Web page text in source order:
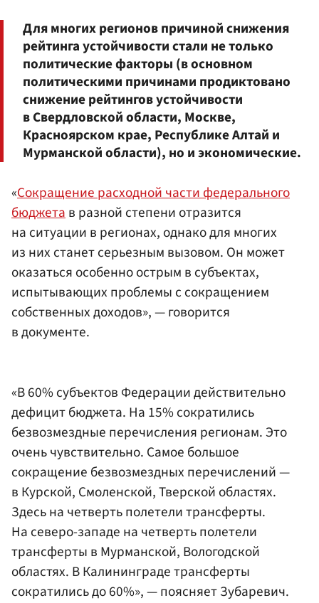
Для многих регионов причиной снижения
рейтинга устойчивости стали не только
политические факторы (в основном
политическими причинами продиктовано
снижение рейтингов устойчивости
в Свердловской области, Москве,
Красноярском крае, Республике Алтай и
Мурманской области), но и экономические.
«Сокращение расходной части федерального
бюджета в разной степени отразится
на ситуации в регионах, однако для многих
из них станет серьезным вызовом. Он может
оказаться особенно острым в субъектах,
испытывающих проблемы с сокращением
собственных доходов», — говорится
в документе.
«В 60% субъектов Федерации действительно
дефицит бюджета. На 15% сократились
безвозмездные перечисления регионам. Это
очень чувствительно. Самое большое
сокращение безвозмездных перечислений —
в Курской, Смоленской, Тверской областях.
Здесь на четверть полетели трансферты.
На северо-западе на четверть полетели
трансферты в Мурманской, Вологодской
областях. В Калининграде трансферты
сократились до 60%», — поясняет Зубаревич.